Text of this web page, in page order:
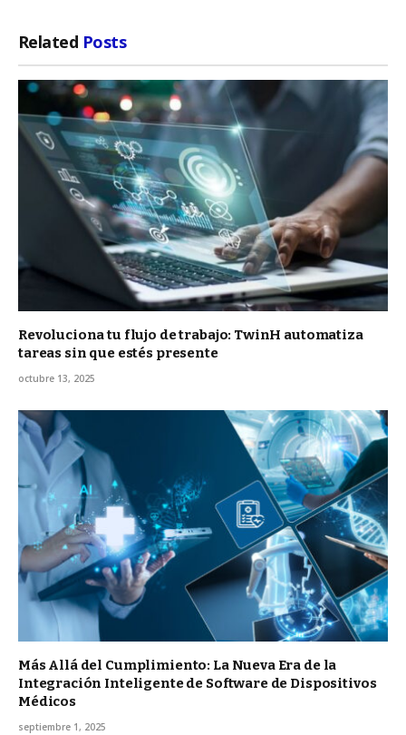
Related Posts
Revoluciona tu flujo de trabajo: TwinH automatiza
tareas sin que estés presente
octubre 13, 2025
Más Allá del Cumplimiento: La Nueva Era de la
Integración Inteligente de Software de Dispositivos
Médicos
septiembre 1, 2025